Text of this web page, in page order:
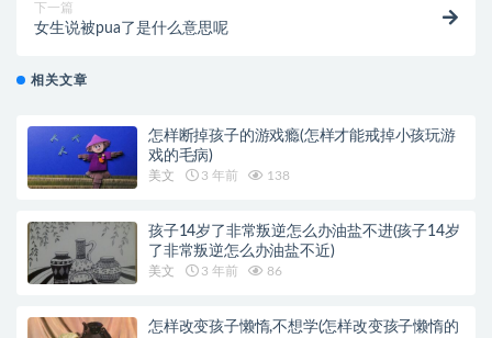
下一篇
女生说被pua了是什么意思呢
相关文章
怎样断掉孩子的游戏瘾(怎样才能戒掉小孩玩游
戏的毛病)
美文 3 年前 138
孩子14岁了非常叛逆怎么办油盐不进(孩子14岁
了非常叛逆怎么办油盐不近)
美文 3 年前 86
怎样改变孩子懒惰,不想学(怎样改变孩子懒惰的